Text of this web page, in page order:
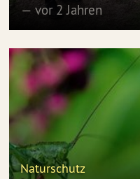
— vor 2 Jahren
Naturschutz